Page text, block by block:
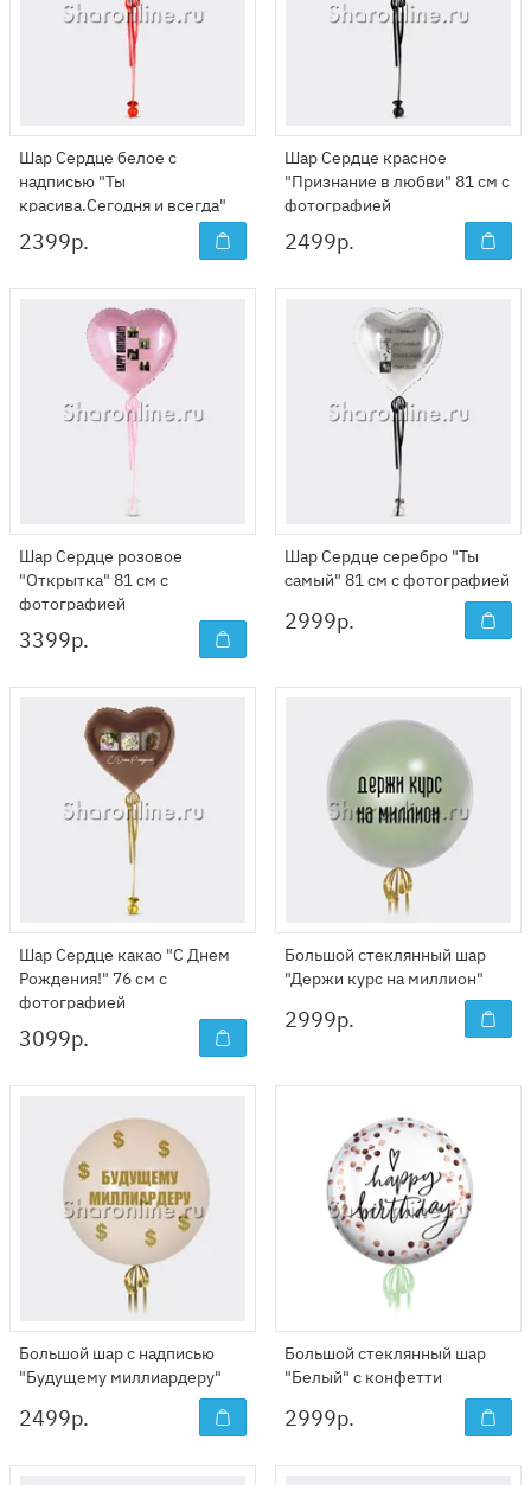
Шар Сердце белое с
надписью "Ты
красива.Сегодня и всегда"
81 см
2399р.
Шар Сердце красное
"Признание в любви" 81 см с
фотографией
2499р.
Шар Сердце розовое
"Открытка" 81 см с
фотографией
3399р.
Шар Сердце серебро "Ты
самый" 81 см с фотографией
2999р.
Шар Сердце какао "С Днем
Рождения!" 76 см с
фотографией
3099р.
Большой стеклянный шар
"Держи курс на миллион"
2999р.
Большой шар с надписью
"Будущему миллиардеру"
2499р.
Большой стеклянный шар
"Белый" с конфетти
2999р.